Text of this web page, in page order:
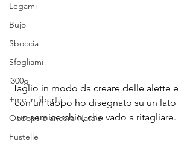
Legami
Bujo
Sboccia
Sfogliami
i300g
+me in libertà
Oooops è ancora Natale
Fustelle
Taglio in modo da creare delle alette e
con un tappo ho disegnato su un lato
un semicerchio, che vado a ritagliare.